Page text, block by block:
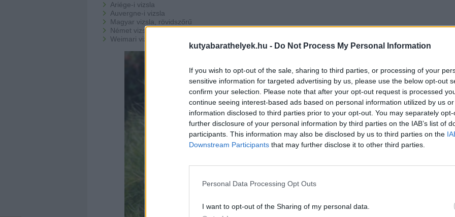
kutyabarathelyek.hu - Do Not Process My Personal Information
If you wish to opt-out of the sale, sharing to third parties, or processing of your
sensitive information for targeted advertising by us, please use the below opt-out
confirm your selection. Please note that after your opt-out request is processed
continue seeing interest-based ads based on personal information utilized by us
information disclosed to third parties prior to your opt-out. You may separately
further disclosure of your personal information by third parties on the IAB’s list of
participants. This information may also be disclosed by us to third parties on the
Downstream Participants that may further disclose it to other third parties.
Personal Data Processing Opt Outs
I want to opt-out of the Sharing of my personal data.
Ariége-i vizsla
Auvergne-i vizsla
Magyar vizsla, rövidszőrű
Német vizsla, rövidszőrű
Weimari vizsla